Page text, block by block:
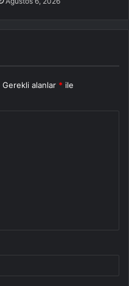
Gerekli alanlar * ile